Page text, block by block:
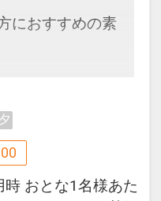
ランです。
さい。
寝の方は無料
におすすめの素
ットコイルベッ
夕
時 おとな1名様あた